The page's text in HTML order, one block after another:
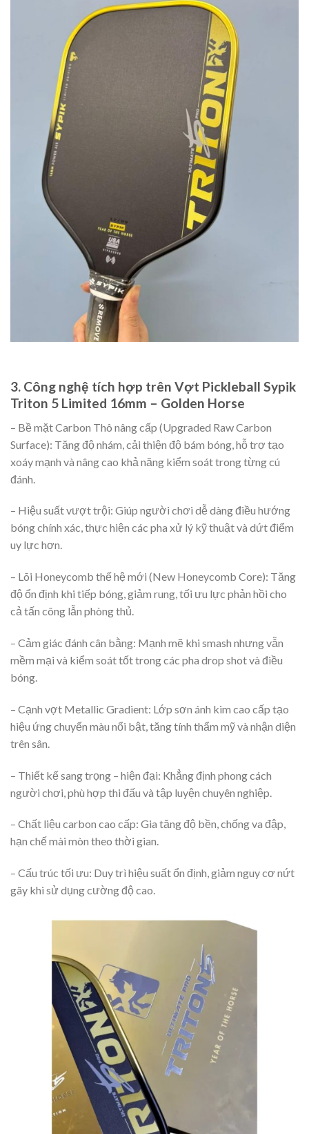
3. Công nghệ tích hợp trên Vợt Pickleball Sypik
Triton 5 Limited 16mm – Golden Horse
– Bề mặt Carbon Thô nâng cấp (Upgraded Raw Carbon
Surface): Tăng độ nhám, cải thiện độ bám bóng, hỗ trợ tạo
xoáy mạnh và nâng cao khả năng kiểm soát trong từng cú
đánh.
– Hiệu suất vượt trội: Giúp người chơi dễ dàng điều hướng
bóng chính xác, thực hiện các pha xử lý kỹ thuật và dứt điểm
uy lực hơn.
– Lõi Honeycomb thế hệ mới (New Honeycomb Core): Tăng
độ ổn định khi tiếp bóng, giảm rung, tối ưu lực phản hồi cho
cả tấn công lẫn phòng thủ.
– Cảm giác đánh cân bằng: Mạnh mẽ khi smash nhưng vẫn
mềm mại và kiểm soát tốt trong các pha drop shot và điều
bóng.
– Cạnh vợt Metallic Gradient: Lớp sơn ánh kim cao cấp tạo
hiệu ứng chuyển màu nổi bật, tăng tính thẩm mỹ và nhận diện
trên sân.
– Thiết kế sang trọng – hiện đại: Khẳng định phong cách
người chơi, phù hợp thi đấu và tập luyện chuyên nghiệp.
– Chất liệu carbon cao cấp: Gia tăng độ bền, chống va đập,
hạn chế mài mòn theo thời gian.
– Cấu trúc tối ưu: Duy trì hiệu suất ổn định, giảm nguy cơ nứt
gãy khi sử dụng cường độ cao.